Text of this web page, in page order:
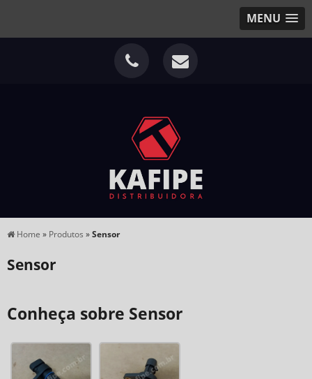
MENU
Home » Produtos »Sensor
Sensor
Conheça sobre Sensor